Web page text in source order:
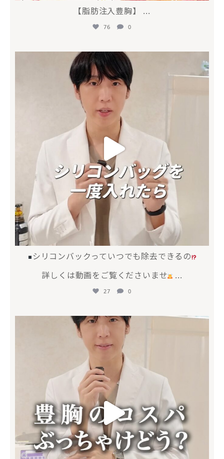
【脂肪注入豊胸】 ...
76 0
mycli.honda
6月 26
シリコンバックっていつでも除去できるの
詳しくは動画をご覧くださいませ
...
27 0
mycli.honda
6月 17